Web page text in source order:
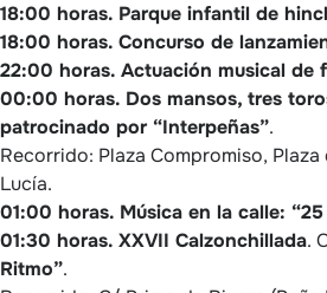
18:00 horas. Parque infantil de
18:00 horas. Concurso de
22:00 horas. Actuación musical de
00:00 horas. Dos mansos, tres
patrocinado por “Interpeñas”.
Recorrido: Plaza Compromiso,
Lucía.
01:00 horas. Música en la calle:
01:30 horas. XXVII Calzonchillada.
Ritmo”.